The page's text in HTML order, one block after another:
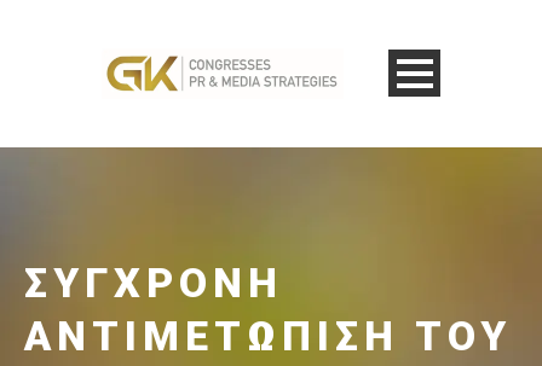
ΣΎΓΧΡΟΝΗ
ΑΝΤΙΜΕΤΏΠΙΣΗ ΤΟΥ